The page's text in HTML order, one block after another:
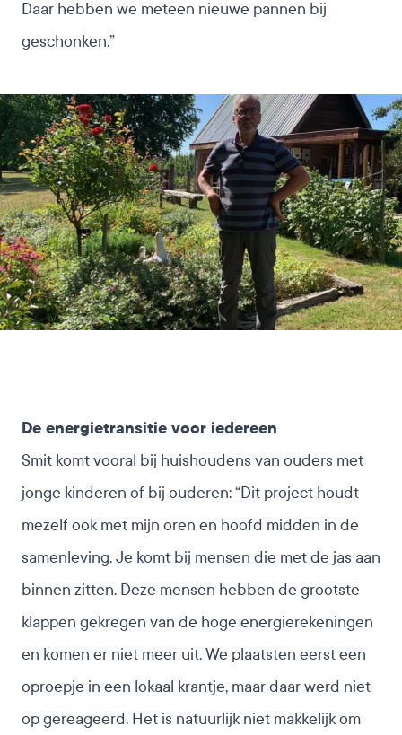
Daar hebben we meteen nieuwe pannen bij
geschonken.”
De energietransitie voor iedereen
Smit komt vooral bij huishoudens van ouders met
jonge kinderen of bij ouderen: “Dit project houdt
mezelf ook met mijn oren en hoofd midden in de
samenleving. Je komt bij mensen die met de jas aan
binnen zitten. Deze mensen hebben de grootste
klappen gekregen van de hoge energierekeningen
en komen er niet meer uit. We plaatsten eerst een
oproepje in een lokaal krantje, maar daar werd niet
op gereageerd. Het is natuurlijk niet makkelijk om